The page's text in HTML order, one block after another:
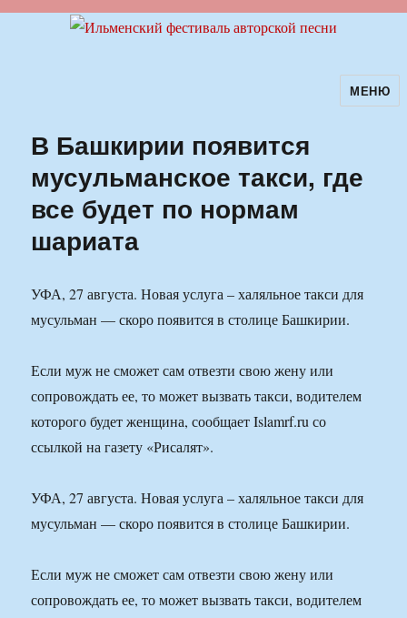
Ильменский фестиваль авторскойМЕНЮ
В Башкирии появится
мусульманское такси, где
все будет по нормам
шариата
УФА, 27 августа. Новая услуга – халяльное такси для
мусульман — скоро появится в столице Башкирии.
Если муж не сможет сам отвезти свою жену или
сопровождать ее, то может вызвать такси, водителем
которого будет женщина, сообщает Islamrf.ru со
ссылкой на газету «Рисалят».
УФА, 27 августа. Новая услуга – халяльное такси для
мусульман — скоро появится в столице Башкирии.
Если муж не сможет сам отвезти свою жену или
сопровождать ее, то может вызвать такси, водителем